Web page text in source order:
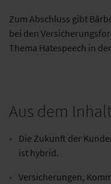
Zum Abschluss gibt
bei den
Thema Hatespeech in
Aus dem Inhalt
Die Zukunft der
ist hybrid.
Versicherungen,